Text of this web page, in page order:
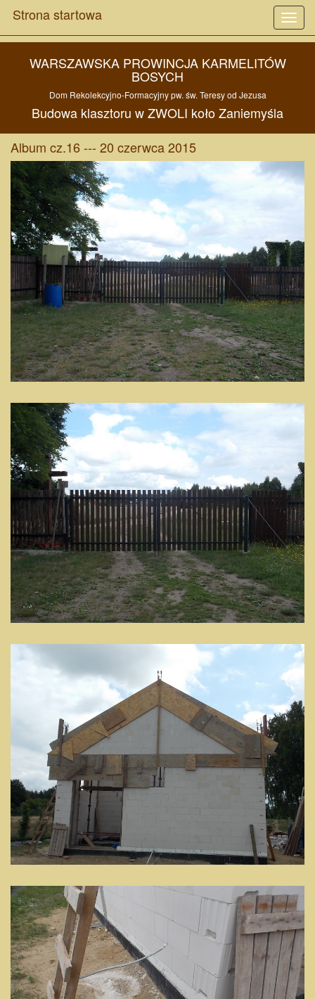
Strona startowa
WARSZAWSKA PROWINCJA KARMELITÓW
BOSYCH
Dom Rekolekcyjno-Formacyjny pw. św. Teresy od Jezusa
Budowa klasztoru wZWOLI kołoZaniemyśla
Album cz.16 --- 20 czerwca 2015